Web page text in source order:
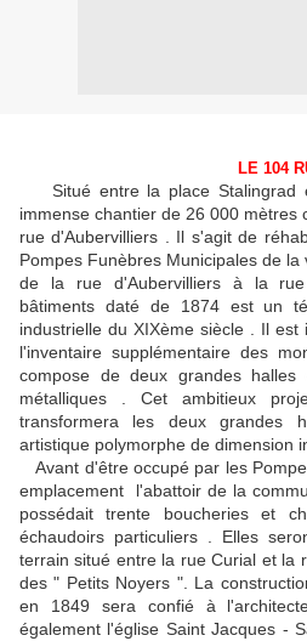
LE 104
Situé entre la place Stalingrad
immense chantier de 26 000 mètres
rue d'Aubervilliers . Il s'agit de
Pompes Funèbres Municipales de
de la rue d'Aubervilliers à la
bâtiments daté de 1874 est un
industrielle du XIXème siècle . Il
l'inventaire supplémentaire des
compose de deux grandes
métalliques . Cet ambitieux
transformera les deux grandes
artistique polymorphe de dimension
Avant d'être occupé par les
emplacement l'abattoir de la
possédait trente boucheries et
échaudoirs particuliers . Elles
terrain situé entre la rue Curial et la
des " Petits Noyers ". La
en 1849 sera confié à
également l'église Saint Jacques -